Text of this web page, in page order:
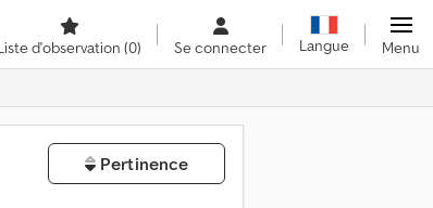
d'observation (0) Se connecter Langue Menu
Pertinence